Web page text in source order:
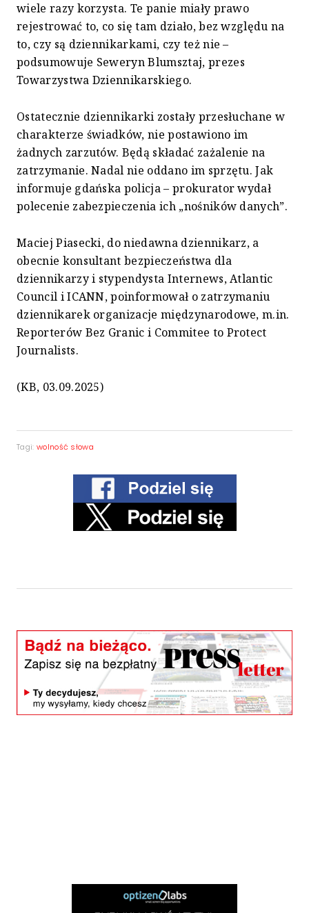
wiele razy korzysta. Te panie miały prawo
rejestrować to, co się tam działo, bez względu na
to, czy są dziennikarkami, czy też nie –
podsumowuje Seweryn Blumsztaj, prezes
Towarzystwa Dziennikarskiego.
Ostatecznie dziennikarki zostały przesłuchane w
charakterze świadków, nie postawiono im
żadnych zarzutów. Będą składać zażalenie na
zatrzymanie. Nadal nie oddano im sprzętu. Jak
informuje gdańska policja – prokurator wydał
polecenie zabezpieczenia ich „nośników danych”.
Maciej Piasecki, do niedawna dziennikarz, a
obecnie konsultant bezpieczeństwa dla
dziennikarzy i stypendysta Internews, Atlantic
Council i ICANN, poinformował o zatrzymaniu
dziennikarek organizacje międzynarodowe, m.in.
Reporterów Bez Granic i Commitee to Protect
Journalists.
(KB, 03.09.2025)
Tagi: wolność słowa